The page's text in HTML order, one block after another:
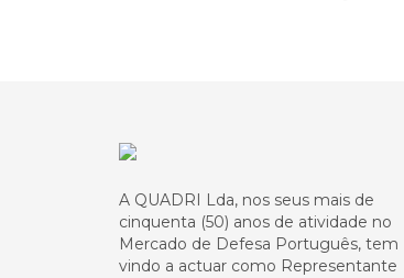
A QUADRI Lda, nos seus mais de
cinquenta (50) anos de atividade no
Mercado de Defesa Português, tem
vindo a actuar como Representante